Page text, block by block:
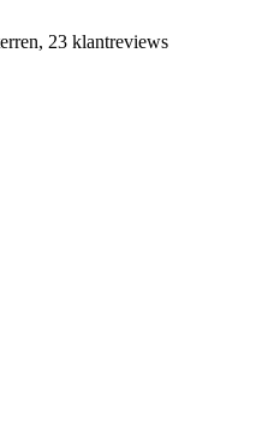
23 klantreviews